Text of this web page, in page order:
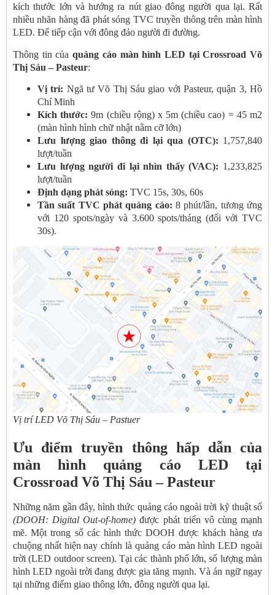
kích thước lớn và hướng ra nút giao đông người qua lại. Rất
nhiều nhãn hàng đã phát sóng TVC truyền thông trên màn hình
LED. Để tiếp cận với đông đảo người đi đường.
Thông tin củaquảng cáo màn hình LED tại Crossroad Võ
Thị Sáu – Pasteur:
Vị trí: Ngã tư Võ Thị Sáu giao với Pasteur, quận 3, Hồ
Chí Minh
Kích thước: 9m (chiều rộng) x 5m (chiều cao) = 45 m2
(màn hình hình chữ nhật nằm cỡ lớn)
Lưu lượng giao thông đi lại qua (OTC): 1,757,840
lượt/tuần
Lưu lượng người đi lại nhìn thấy (VAC): 1,233,825
lượt/tuần
Định dạng phát sóng: TVC 15s, 30s, 60s
Tần suất TVC phát quảng cáo: 8 phút/lần, tương ứng
với 120 spots/ngày và 3.600 spots/tháng (đối với TVC
30s).
Vị trí LED Võ Thị Sáu – Pastuer
Ưu điểm truyền thông hấp dẫn của
màn hình quảng cáo LED tại
Crossroad Võ Thị Sáu – Pasteur
Những năm gần đây, hình thức quảng cáo ngoài trời kỹ thuật số
(DOOH: Digital Out-of-home) được phát triển vô cùng mạnh
mẽ. Một trong số các hình thức DOOH được khách hàng ưa
chuộng nhất hiện nay chính là quảng cáo màn hình LED ngoài
trời (LED outdoor screen). Tại các thành phố lớn, số lượng màn
hình LED ngoài trời đang được gia tăng mạnh. Và án ngữ ngay
tại những điểm giao thông lớn, đông người qua lại.